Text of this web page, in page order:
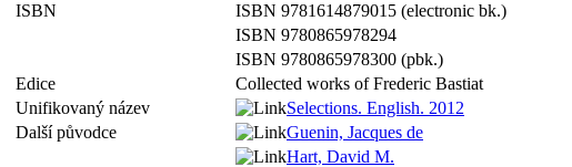
ISBN
ISBN 9781614879015 (electronic bk.)
ISBN 9780865978294
ISBN 9780865978300 (pbk.)
Edice
Collected works of Frederic Bastiat
Unifikovaný název
Selections. English. 2012
Další původce
Guenin, Jacques de
Hart, David M.